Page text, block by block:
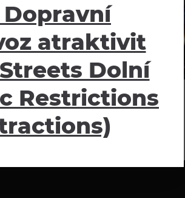
atraktivit
Dolní
Restrictions